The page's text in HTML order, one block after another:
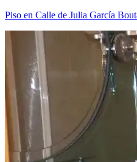
Piso en Calle de Julia García